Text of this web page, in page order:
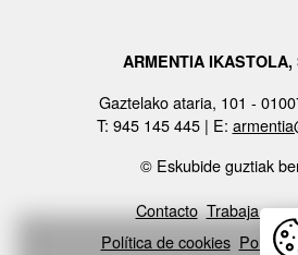
ARMENTIA IKASTOLA,
Gaztelako ataria, 101 -
T: 945 145 445 | E:
© Eskubide guztiak
ORRI-OINA
Contacto Trabaja con
TESTU-LEGALAK
Política de cookies Política